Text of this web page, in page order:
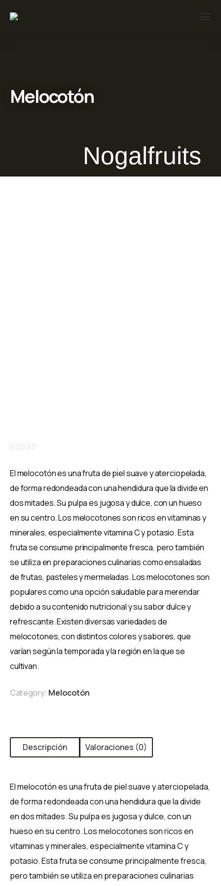
Melocotón
Nogalfruits
0
5
El melocotón es una fruta de piel suave y aterciopelada,
de forma redondeada con una hendidura que la divide en
dos mitades. Su pulpa es jugosa y dulce, con un hueso
en su centro. Los melocotones son ricos en vitaminas y
minerales, especialmente vitamina C y potasio. Esta
fruta se consume principalmente fresca, pero también
se utiliza en preparaciones culinarias como ensaladas
de frutas, pasteles y mermeladas. Los melocotones son
populares como una opción saludable para merendar
debido a su contenido nutricional y su sabor dulce y
refrescante. Existen diversas variedades de
melocotones, con distintos colores y sabores, que
varían según la temporada y la región en la que se
cultivan.
Category: Melocotón
Descripción Valoraciones (0)
El melocotón es una fruta de piel suave y aterciopelada,
de forma redondeada con una hendidura que la divide
en dos mitades. Su pulpa es jugosa y dulce, con un
hueso en su centro. Los melocotones son ricos en
vitaminas y minerales, especialmente vitamina C y
potasio. Esta fruta se consume principalmente fresca,
pero también se utiliza en preparaciones culinarias